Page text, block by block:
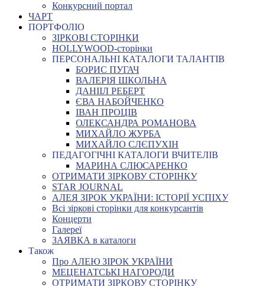
Конкурсний портал
ЧАРТ
ПОРТФОЛІО
ЗІРКОВІ СТОРІНКИ
HOLLYWOOD-сторінки
ПЕРСОНАЛЬНІ КАТАЛОГИ ТАЛАНТІВ
БОРИС ПУГАЧ
ВАЛЕРІЯ ШКОЛЬНА
ДАНІІЛ РЕБЕРТ
ЄВА НАБОЙЧЕНКО
ІВАН ПРОЦІВ
ОЛЕКСАНДРА РОМАНОВА
МИХАЙЛО ЖУРБА
МИХАЙЛО СЛЄПУХІН
ПЕДАГОГІЧНІ КАТАЛОГИ ВЧИТЕЛІВ
МАРИНА СЛЮСАРЕНКО
ОТРИМАТИ ЗІРКОВУ СТОРІНКУ
STAR JOURNAL
АЛЕЯ ЗІРОК УКРАЇНИ: ІСТОРІЇ УСПІХУ
Всі зіркові сторінки для конкурсантів
Концерти
Галереї
ЗАЯВКА в каталоги
Також
Про АЛЕЮ ЗІРОК УКРАЇНИ
МЕЦЕНАТСЬКІ НАГОРОДИ
ОТРИМАТИ ЗІРКОВУ СТОРІНКУ